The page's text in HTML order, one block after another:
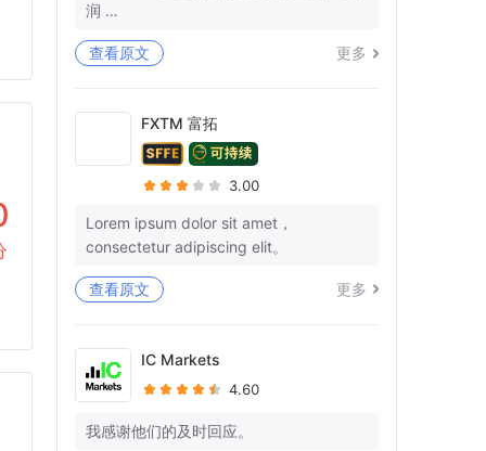
润
+监管机构确保那里的管辖权。
-欧盟：第25条
我有10多个参考号码，而不是我的钱。你
3月29日，我们就退款清关和结束所有后
续行动达成了明确的协议。
户中什么都没有处理。
你又在愚弄我，在拖延时间。
重！！
查看原文 更多
FXTM 富拓
3.00
Lorem ipsum dolor sit amet，
consectetur adipiscing elit。
查看原文 更多
IC Markets
4.60
我感谢他们的及时回应。